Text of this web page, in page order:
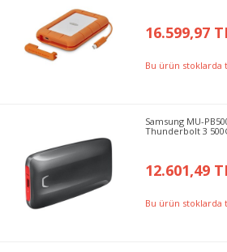
16.599,97
Bu ürün stoklarda
Samsung MU-
Thunderbolt 3
12.601,49
Bu ürün stoklarda